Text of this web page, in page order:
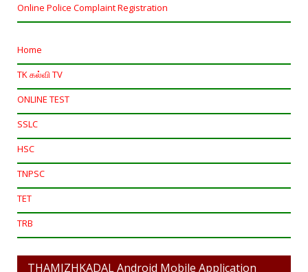
Online Police Complaint Registration
Home
TK கல்வி TV
ONLINE TEST
SSLC
HSC
TNPSC
TET
TRB
THAMIZHKADAL Android Mobile Application